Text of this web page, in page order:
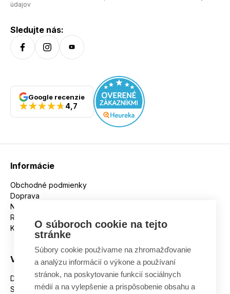
Medzipodrážka: Memlex Eva s tlmením nárazov Podošva:
údajov
Sledujte nás:
Google recenzie
4,7
Informácie
Obchodné podmienky
Doprava
Nakupujeme na splátky
Reklamácie
Kontakt
Všetko o nákupe
Dostupnosť tovaru
Spracovanie osobných údajov
O súboroch cookie na tejto
stránke
Súbory cookie používame na zhromažďovanie
a analýzu informácií o výkone a používaní
stránok, na poskytovanie funkcií sociálnych
médií a na vylepšenie a prispôsobenie obsahu a